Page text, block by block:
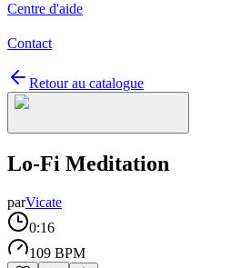
Centre d'aide
Contact
Retour au catalogue
Lo-Fi Meditation
parVicate
0:16
109 BPM